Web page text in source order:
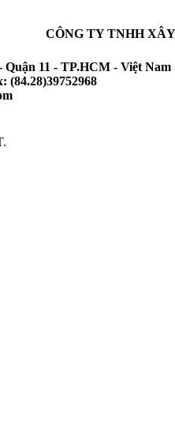
CÔNG TY TNHH
11 - TP.HCM - Việt Nam